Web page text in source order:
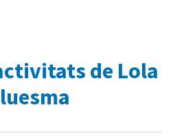
de Lola